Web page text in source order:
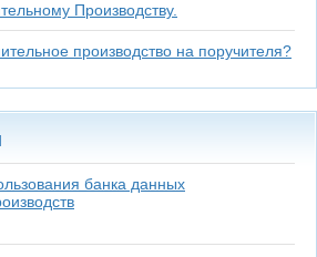
Производству.
производство на поручителя?
банка данных